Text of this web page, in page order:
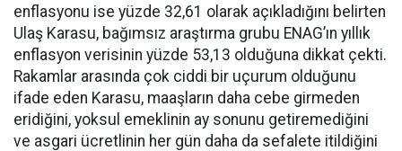
enflasyonu ise yüzde 32,61 olarak açıkladığını belirten
Ulaş Karasu, bağımsız araştırma grubu ENAG’ın yıllık
enflasyon verisinin yüzde 53,13 olduğuna dikkat çekti.
Rakamlar arasında çok ciddi bir uçurum olduğunu
ifade eden Karasu, maaşların daha cebe girmeden
eridiğini, yoksul emeklinin ay sonunu getiremediğini
ve asgari ücretlinin her gün daha da sefalete itildiğini